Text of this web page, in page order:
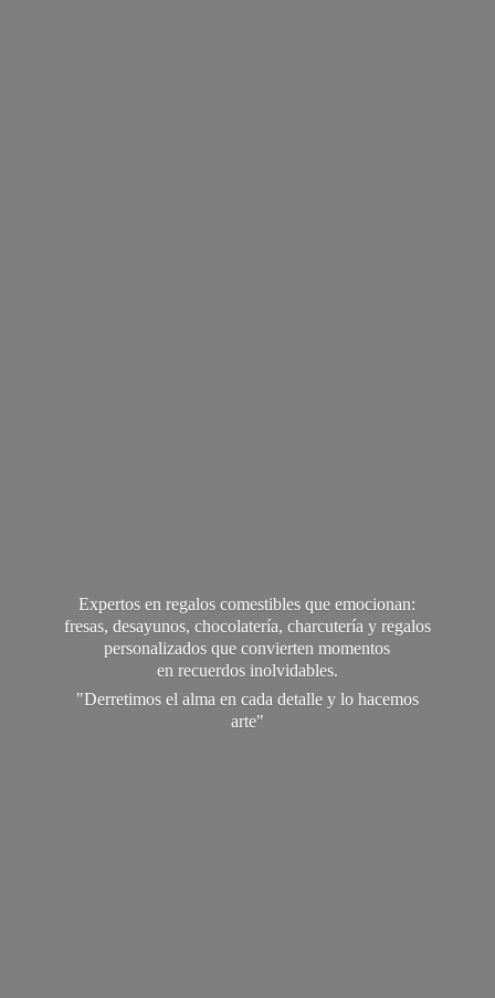
Expertos en regalos comestibles que emocionan:
fresas, desayunos, chocolatería, charcutería y regalos
personalizados que convierten momentos
en recuerdos inolvidables.
"Derretimos el alma en cada detalle y lo hacemos
arte"